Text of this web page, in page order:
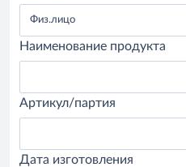
Наименование продукта
Артикул/партия
Дата изготовления